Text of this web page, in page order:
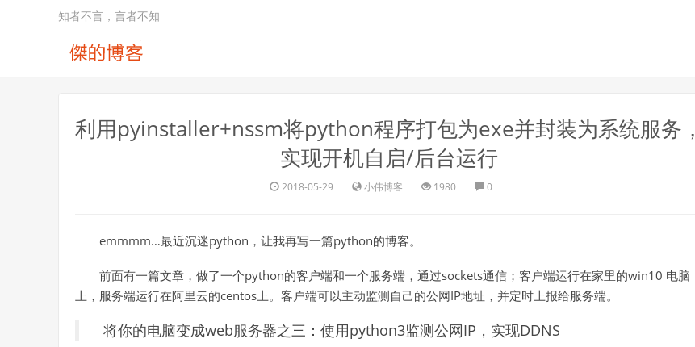
知者不言，言者不知
利用pyinstaller+nssm将python程序打包为exe并封装为系统服务，
实现开机自启/后台运行
2018-05-29 小伟博客 1980 0
emmmm…最近沉迷python，让我再写一篇python的博客。
前面有一篇文章，做了一个python的客户端和一个服务端，通过sockets通信；客户端运行在家里的win10 电脑
上，服务端运行在阿里云的centos上。客户端可以主动监测自己的公网IP地址，并定时上报给服务端。
将你的电脑变成web服务器之三：使用python3监测公网IP，实现DDNS